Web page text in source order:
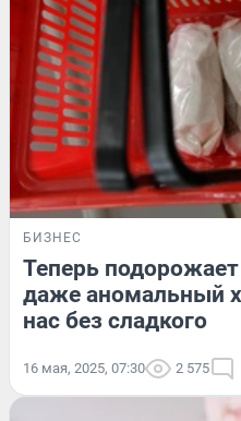
БИЗНЕС
Теперь
даже аномальный
нас без сладкого
16 мая, 2025, 07:30 2 575